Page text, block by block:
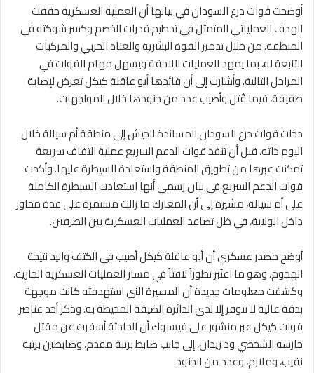
أوضحت قوات درع السودان في بيانها أن العملية العسكرية حققت
الهدف العملياتي المتمثل في تحطيم قدرات الخصم وكسر شوكته في
المنطقة، من خلال تدمير القوة البشرية والعتاد الحربي والمركبات
التابعة له، بما يمهد للعمليات اللاحقة ويسهل مهام القوات في
المراحل التالية. وأشارت إلى أن قائدها أبو عاقلة كيكل تعرض لإصابة
طفيفة، فيما قُتل وأصيب عدد من جنودها خلال المواجهات.
دخلت قوات درع السودان المساندة للجيش إلى منطقة أم سيالة خلال
اليوم ذاته، قبل أن تنفذ قوات الدعم السريع عملية التفاف سريعة
تمكنت عبرها من تطويق المنطقة واستعادة السيطرة عليها. وأكدت
قوات الدعم السريع في بيان رسمي أنها استعادت السيطرة الكاملة
على أم سيالة، مشيرة إلى أن المعارك ما زالت مستمرة على عدة محاور
داخل الولاية، في ظل تصاعد العمليات العسكرية بين الطرفين.
أوضح مصدر عسكري أن أبو عاقلة كيكل أصيب في الكتف واليد نتيجة
الهجوم، وهو ما اعتُبر تطوراً لافتاً في مسار العمليات العسكرية الجارية.
وكشفت معلومات جديدة أن المسيرة التي استهدفته كانت موجهة
بدقة عالية لا تتوفر إلا لدى الدائرة الضيقة المحيطة به. وذكر أحد عناصر
قوات كيكل عبر منشور على فيسبوك أن الحادثة أسفرت عن مقتل
حارسه الشخصي ود زيدان، إلى جانب ضابط برتبة مقدم، وضابطين برتبة
نقيب، وملازم، وعدد من الجنود.